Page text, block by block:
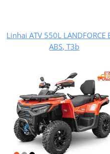
Linhai ATV 550L LANDFORCE
ABS, T3b